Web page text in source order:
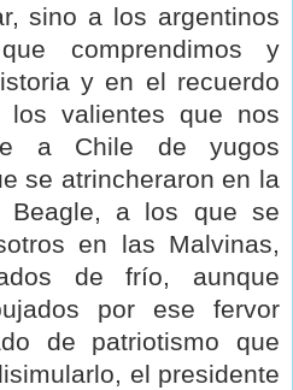
sino a los argentinos
comprendimos y
y en el recuerdo
valientes que nos
a Chile de yugos
se atrincheraron en la
a los que se
en las Malvinas,
de frío, aunque
por ese fervor
de patriotismo que
el presidente